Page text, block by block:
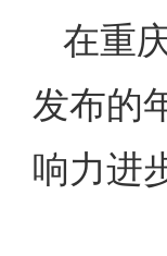
在重
发布的
响力进